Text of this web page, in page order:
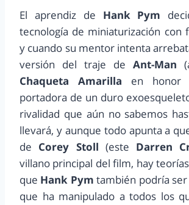
El aprendiz de Hank Pym
tecnología de miniaturización con
y cuando su mentor intenta
versión del traje de Ant-Man
Chaqueta Amarilla en honor
portadora de un duro
rivalidad que aún no sabemos
llevará, y aunque todo apunta a
de Corey Stoll (este Darren
villano principal del film, hay
que Hank Pymtambién podría
que ha manipulado a todos los